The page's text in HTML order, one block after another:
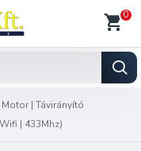
0
Motor | Távirányító
| 433Mhz)